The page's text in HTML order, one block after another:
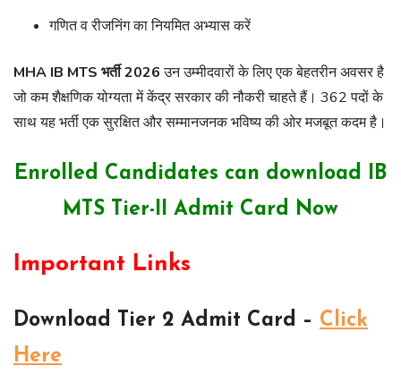
गणित व रीजनिंग का नियमित अभ्यास करें
MHA IB MTS भर्ती 2026उन उम्मीदवारों के लिए एक बेहतरीन अवसर है
जो कम शैक्षणिक योग्यता में केंद्र सरकार की नौकरी चाहते हैं। 362 पदों के
साथ यह भर्ती एक सुरक्षित और सम्मानजनक भविष्य की ओर मजबूत कदम है।
Enrolled Candidates can download IB
MTS Tier-II Admit Card Now
Important Links
Download Tier 2 Admit Card – Click
Here